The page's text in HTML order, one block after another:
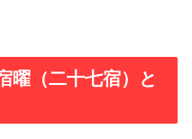
曜（二十七宿）と